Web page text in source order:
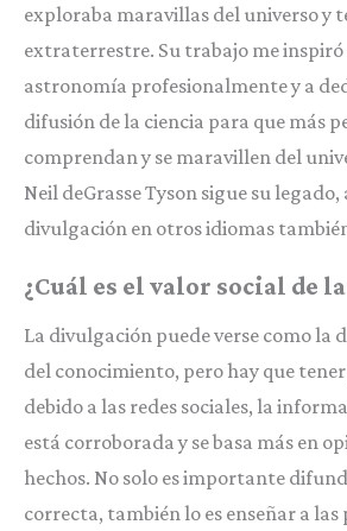
exploraba maravillas del universo y
extraterrestre. Su trabajo me
astronomía profesionalmente y a
difusión de la ciencia para que más
comprendan y se maravillen del
Neil deGrasse Tyson sigue su
divulgación en otros idiomas
¿Cuál es el valor social de
La divulgación puede verse como la
del conocimiento, pero hay que
debido a las redes sociales, la
está corroborada y se basa más en
hechos. No solo es importante
correcta, también lo es enseñar a las